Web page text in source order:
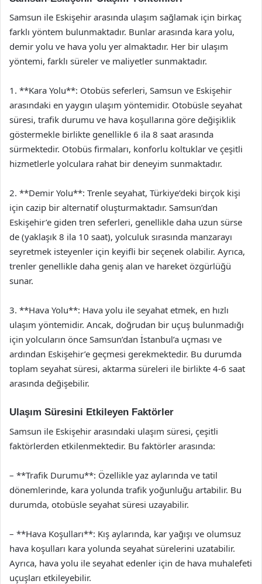
Samsun ile Eskişehir arasında ulaşım sağlamak için birkaç
farklı yöntem bulunmaktadır. Bunlar arasında kara yolu,
demir yolu ve hava yolu yer almaktadır. Her bir ulaşım
yöntemi, farklı süreler ve maliyetler sunmaktadır.
1. **Kara Yolu**: Otobüs seferleri, Samsun ve Eskişehir
arasındaki en yaygın ulaşım yöntemidir. Otobüsle seyahat
süresi, trafik durumu ve hava koşullarına göre değişiklik
göstermekle birlikte genellikle 6 ila 8 saat arasında
sürmektedir. Otobüs firmaları, konforlu koltuklar ve çeşitli
hizmetlerle yolculara rahat bir deneyim sunmaktadır.
2. **Demir Yolu**: Trenle seyahat, Türkiye’deki birçok kişi
için cazip bir alternatif oluşturmaktadır. Samsun’dan
Eskişehir’e giden tren seferleri, genellikle daha uzun sürse
de (yaklaşık 8 ila 10 saat), yolculuk sırasında manzarayı
seyretmek isteyenler için keyifli bir seçenek olabilir. Ayrıca,
trenler genellikle daha geniş alan ve hareket özgürlüğü
sunar.
3. **Hava Yolu**: Hava yolu ile seyahat etmek, en hızlı
ulaşım yöntemidir. Ancak, doğrudan bir uçuş bulunmadığı
için yolcuların önce Samsun’dan İstanbul’a uçması ve
ardından Eskişehir’e geçmesi gerekmektedir. Bu durumda
toplam seyahat süresi, aktarma süreleri ile birlikte 4-6 saat
arasında değişebilir.
Ulaşım Süresini Etkileyen Faktörler
Samsun ile Eskişehir arasındaki ulaşım süresi, çeşitli
faktörlerden etkilenmektedir. Bu faktörler arasında:
– **Trafik Durumu**: Özellikle yaz aylarında ve tatil
dönemlerinde, kara yolunda trafik yoğunluğu artabilir. Bu
durumda, otobüsle seyahat süresi uzayabilir.
– **Hava Koşulları**: Kış aylarında, kar yağışı ve olumsuz
hava koşulları kara yolunda seyahat sürelerini uzatabilir.
Ayrıca, hava yolu ile seyahat edenler için de hava muhalefeti
uçuşları etkileyebilir.